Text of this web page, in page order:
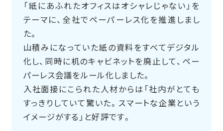
「紙にあふれたオフィスはオシャレじゃない」を
テーマに、全社でペーパーレス化を推進しまし
た。
山積みになっていた紙の資料をすべてデジタル
化し、同時に机のキャビネットを廃止して、ペー
パーレス会議をルール化しました。
入社面接にこられた人材からは「社内がとても
すっきりしていて驚いた。スマートな企業という
イメージがする」と好評です。